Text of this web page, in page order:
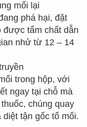
mối lại
phá hại, đặt
được tẩm chất dẫn
nhử từ 12 – 14
trong hộp, với
ngay tại chỗ mà
chúng quay
tận gốc tổ mối.